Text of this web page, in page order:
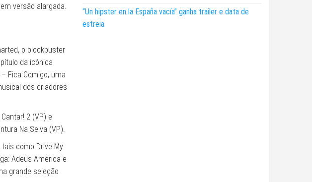
versão alargada.
o blockbuster
da icónica
Fica Comigo, uma
dos criadores
2 (VP) e
Na Selva (VP).
como Drive My
Adeus América e
grande seleção
“Un hipster en la España vacía” ganha trailer e data de
estreia